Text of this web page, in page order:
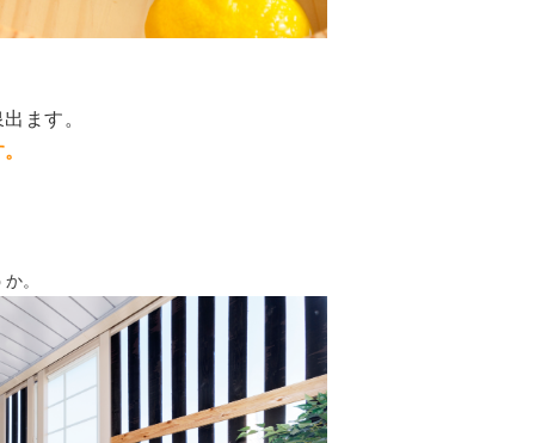
ます。
。